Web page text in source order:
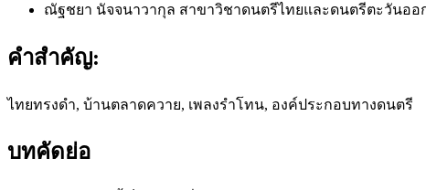
ณัฐชยา นัจจนาวากุล สาขาวิชาดนตรีไทยและดนตรีตะวันอ
คำสำคัญ:
ไทยทรงดำ, บ้านตลาดควาย, เพลงรำโทน, องค์ประกอบทางดนตรี
บทคัดย่อ